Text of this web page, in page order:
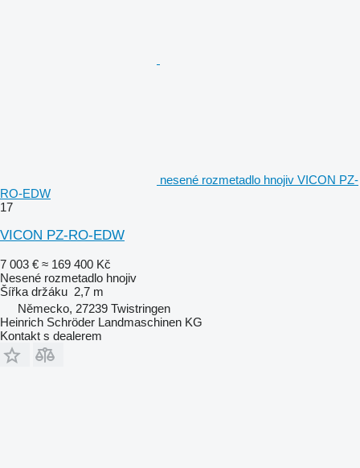
nesené rozmetadlo hnojiv VICON PZ-
RO-EDW
17
VICON PZ-RO-EDW
7 003 € ≈ 169 400 Kč
Nesené rozmetadlo hnojiv
Šířka držáku 2,7 m
Německo, 27239 Twistringen
Heinrich Schröder Landmaschinen KG
Kontakt s dealerem